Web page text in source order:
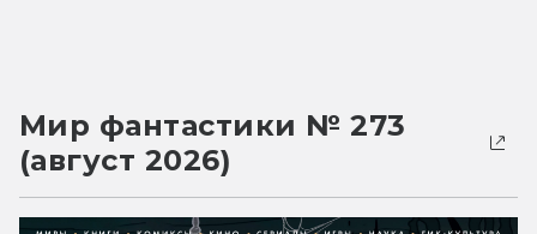
Мир фантастики № 273
(август 2026)